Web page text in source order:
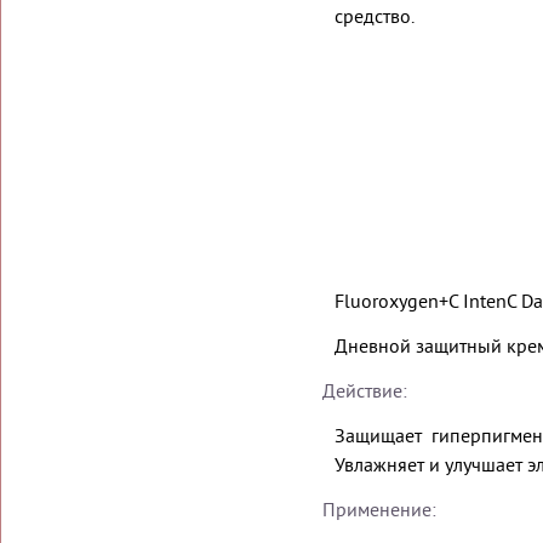
средство.
Fluoroxygen+C IntenC
Дневной защитный
Действие:
Защищает
Увлажняет и улучшает
Применение: